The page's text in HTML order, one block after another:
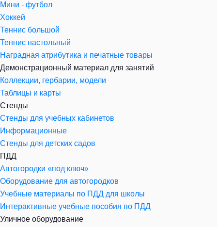
Мини - футбол
Хоккей
Теннис большой
Теннис настольный
Наградная атрибутика и печатные товары
Демонстрационный материал для занятий
Коллекции, гербарии, модели
Таблицы и карты
Стенды
Стенды для учебных кабинетов
Информационные
Стенды для детских садов
ПДД
Автогородки «под ключ»
Оборудование для автогородков
Учебные материалы по ПДД для школы
Интерактивные учебные пособия по ПДД
Уличное оборудование